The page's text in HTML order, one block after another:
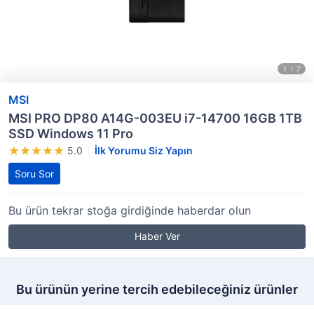
MSI
MSI PRO DP80 A14G-003EU i7-14700 16GB 1TB
SSD Windows 11 Pro
5.0
İlk Yorumu Siz Yapın
Soru Sor
Bu ürün tekrar stoğa girdiğinde haberdar olun
Haber Ver
Bu ürünün yerine tercih edebileceğiniz ürünler